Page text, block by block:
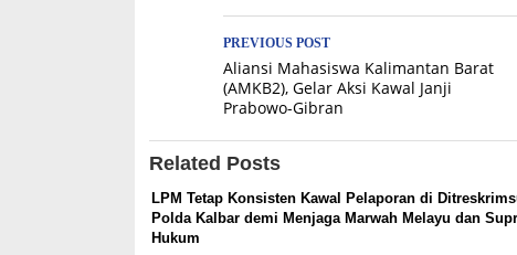
Post
navigation
PREVIOUS POST
Aliansi Mahasiswa Kalimantan Barat
(AMKB2), Gelar Aksi Kawal Janji
Prabowo-Gibran
Related Posts
LPM Tetap Konsisten Kawal Pelaporan di
Polda Kalbar demi Menjaga Marwah Melayu dan
Hukum